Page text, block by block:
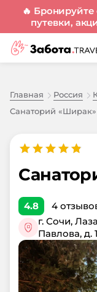
🔥
путевки,
Главная Россия
Санаторий
4.8 4
г. Сочи,
Павлова, д.